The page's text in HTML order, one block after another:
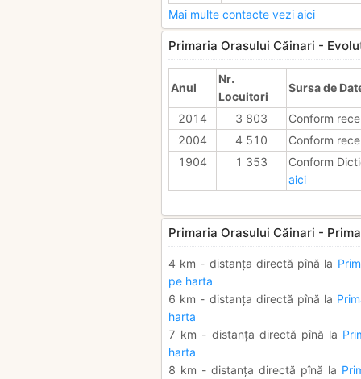
Mai multe contacte vezi aici
Primaria Orasului Căinari -
Anul
Nr.
Locuitori
Sursa de
2014 3 803
Conform
2004
4 510
Conform
1904
1 353
Conform
aici
Primaria Orasului Căinari -
4 km - distanța directă pînă la
pe harta
6 km - distanța directă pînă la
harta
7 km - distanța directă pînă la
harta
8 km - distanța directă pînă la